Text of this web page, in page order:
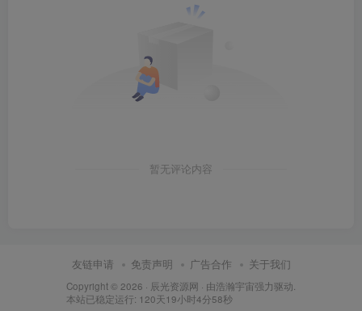
暂无评论内容
友链申请 免责声明 广告合作 关于我们
Copyright © 2026 · 辰光资源网 · 由浩瀚宇宙强力驱动.
本站已稳定运行: 120天19小时4分59秒